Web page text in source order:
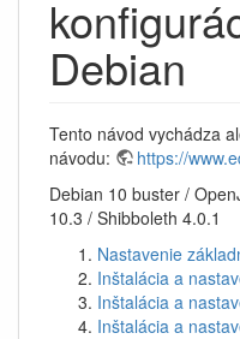
Debian
Tento návod vychádza
návodu:
https://
Debian 10 buster /
10.3 / Shibboleth 4.0.1
Nastavenie
Inštalácia a
Inštalácia a
Inštalácia a